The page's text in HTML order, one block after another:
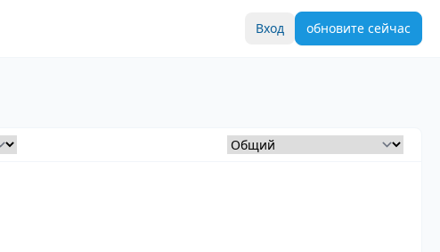
Вход обновите сейчас